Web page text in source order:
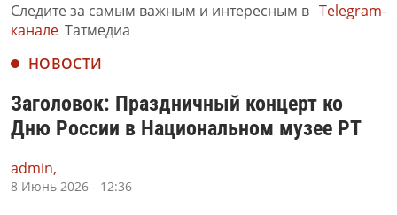
Следите за самым важным и интересным в Telegram-
канале Татмедиа
НОВОСТИ
Заголовок: Праздничный концерт ко
Дню России в Национальном музее РТ
admin,
8 Июнь 2026 - 12:36